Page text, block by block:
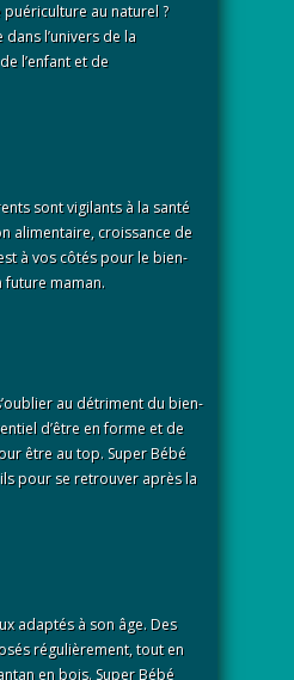
au naturel ?
l’univers de la
l’enfant et de
sont vigilants à la santé
alimentaire, croissance de
à vos côtés pour le bien-
future maman.
au détriment du bien-
d’être en forme et de
être au top. Super Bébé
pour se retrouver après la
adaptés à son âge. Des
régulièrement, tout en
en bois. Super Bébé